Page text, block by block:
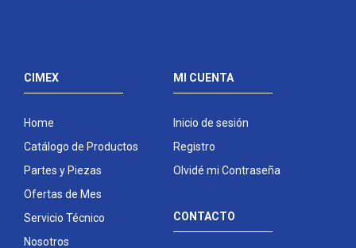
CIMEX
Home
Catálogo de Productos
Partes y Piezas
Ofertas de Mes
Servicio Técnico
Nosotros
MI CUENTA
Inicio de sesión
Registro
Olvidé mi Contraseña
CONTACTO